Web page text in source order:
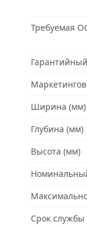
Требуемая
Ширина (мм)
Глубина (мм)
Высота (мм)
Срок службы